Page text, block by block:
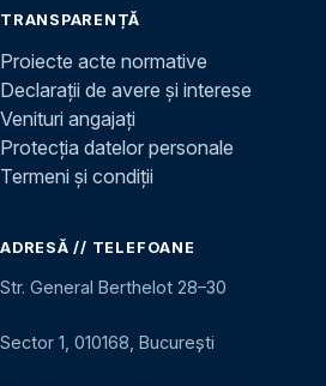
TRANSPARENȚĂ
Proiecte acte normative
Declarații de avere și interese
Venituri angajați
Protecția datelor personale
Termeni și condiții
ADRESĂ // TELEFOANE
Str. General Berthelot 28–30
Sector 1, 010168, București